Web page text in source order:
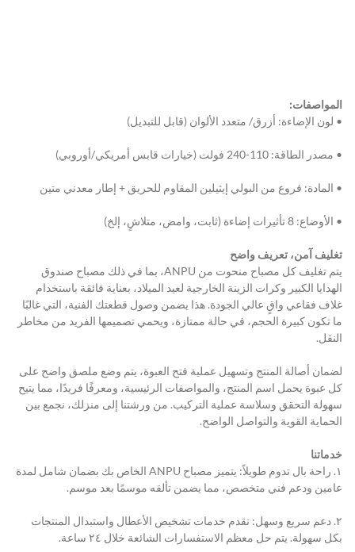
المواصفات:
• لون الإضاءة: أزرق/ متعدد الألوان (قابل للتبديل)
• مصدر الطاقة: 110-240 فولت (خيارات قابس أمريكي/أوروبي)
• المادة: فروع من البولي إيثيلين المقاوم للحريق + إطار معدني متين
• الأوضاع: 8 تأثيرات إضاءة (ثابت، وامض، متلاشٍ، إلخ)
تغليف آمن، تعريف واضح
يتم تغليف كل مصباح منحوت من ANPU، بما في ذلك مصباح صندوق
الهدايا الكبير وكرات الزينة الخارجية لعيد الميلاد، بعناية فائقة باستخدام
غلاف فقاعي واقٍ عالي الجودة. هذا يضمن وصول قطعتك الفنية، التي غالبًا
ما تكون كبيرة الحجم، في حالة ممتازة، ويحمي تصميمها الفريد من مخاطر
النقل.
لضمان أصالة المنتج وتسهيل عملية فتح العبوة، يتم وضع ملصق واضح على
كل عبوة يحمل اسم المنتج، والمواصفات الرئيسية، ومعرفًا فريدًا، مما يتيح
سهولة التحقق وسلاسة عملية التركيب. من ورشتنا إلى منزلك، نجمع بين
الحماية القوية والتواصل الواضح.
خدماتنا
١. راحة بال تدوم طويلاً: يتميز مصباح ANPU الخاص بك بضمان شامل لمدة
عامين ودعم فني متخصص، مما يضمن تألقه موسمًا بعد موسم.
٢. دعم سريع وسهل: نقدم خدمات تشخيص الأعطال واستبدال المنتجات
بكل سهولة. يتم حل معظم الاستفسارات الشائعة خلال ٢٤ ساعة.